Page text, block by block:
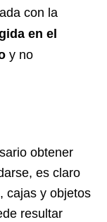
con la
en el
y no
obtener
es claro
cajas y objetos
resultar